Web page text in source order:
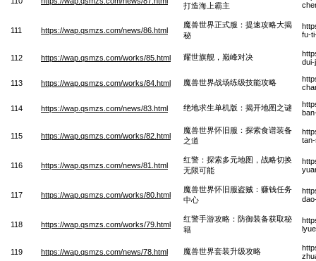
打造海上霸主
111 https://wap.qsmzs.com/news/86.html
魔兽世界正式服：提速攻略大揭
秘
fu-
112 https://wap.qsmzs.com/works/85.html 耀世旗舰，巅峰对决
dui-
113 https://wap.qsmzs.com/works/84.html 魔兽世界战场练级技能攻略
114 https://wap.qsmzs.com/news/83.html 绝地求生单机版：揭开地图之谜
115 https://wap.qsmzs.com/works/82.html
魔兽世界怀旧服：探索食谱装备
之道
116 https://wap.qsmzs.com/news/81.html
红警：探索多元地图，战略切换
无限可能
117 https://wap.qsmzs.com/works/80.html
魔兽世界怀旧服盗贼：赚钱任务
中心
118 https://wap.qsmzs.com/works/79.html
红警手游攻略：防御装备获取秘
籍
119 https://wap.qsmzs.com/news/78.html 魔兽世界套装升级攻略